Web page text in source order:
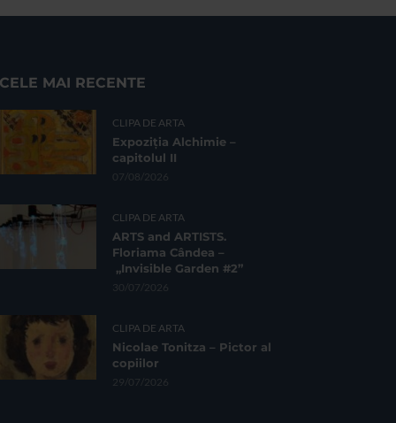
CELE MAI RECENTE
CLIPA DE ARTA
Expoziția Alchimie –
capitolul II
07/08/2026
CLIPA DE ARTA
ARTS and ARTISTS.
Floriama Cândea –
„Invisible Garden #2”
30/07/2026
CLIPA DE ARTA
Nicolae Tonitza – Pictor al
copiilor
29/07/2026